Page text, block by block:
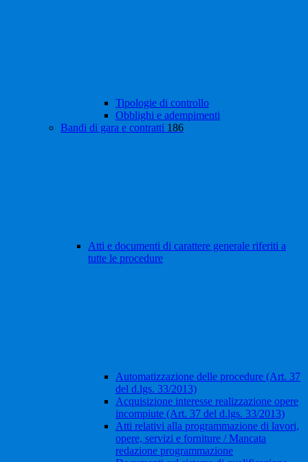
Tipologie di controllo
Obblighi e adempimenti
Bandi di gara e contratti 186
Atti e documenti di carattere generale riferiti a
tutte le procedure
Automatizzazione delle procedure (Art. 37
del d.lgs. 33/2013)
Acquisizione interesse realizzazione opere
incompiute (Art. 37 del d.lgs. 33/2013)
Atti relativi alla programmazione di lavori,
opere, servizi e forniture / Mancata
redazione programmazione